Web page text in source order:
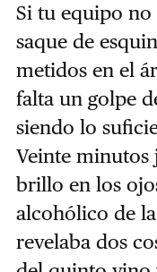
Si tu equipo no
saque de
metidos en el
falta un golpe
siendo lo
Veinte minutos
brillo en los
alcohólico de
revelaba dos